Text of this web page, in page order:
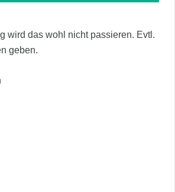
wird das wohl nicht passieren. Evtl.
geben.